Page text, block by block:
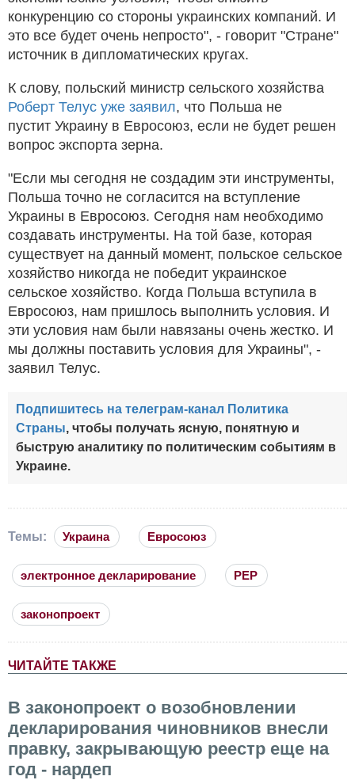
конкуренцию со стороны украинских компаний. И
это все будет очень непросто", - говорит "Стране"
источник в дипломатических кругах.
К слову, польский министр сельского хозяйства
Роберт Телус уже заявил, что Польша не
пустит Украину в Евросоюз, если не будет решен
вопрос экспорта зерна.
"Если мы сегодня не создадим эти инструменты,
Польша точно не согласится на вступление
Украины в Евросоюз. Сегодня нам необходимо
создавать инструменты. На той базе, которая
существует на данный момент, польское сельское
хозяйство никогда не победит украинское
сельское хозяйство. Когда Польша вступила в
Евросоюз, нам пришлось выполнить условия. И
эти условия нам были навязаны очень жестко. И
мы должны поставить условия для Украины", -
заявил Телус.
Подпишитесь на телеграм-канал Политика
Страны, чтобы получать ясную, понятную и
быструю аналитику по политическим событиям в
Украине.
Темы: Украина Евросоюз
электронное декларирование PEP
законопроект
ЧИТАЙТЕ ТАКЖЕ
В законопроект о возобновлении
декларирования чиновников внесли
правку, закрывающую реестр еще на
год - нардеп